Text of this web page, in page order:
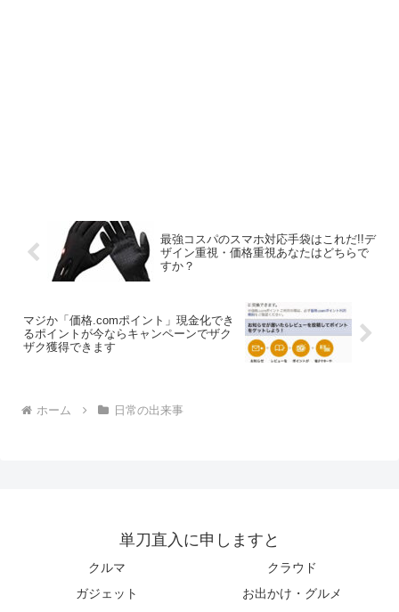
最強コスパのスマホ対応手袋はこれだ!!デ
ザイン重視・価格重視あなたはどちらで
すか？
マジか「価格.comポイント」現金化でき
るポイントが今ならキャンペーンでザク
ザク獲得できます
ホーム 日常の出来事
単刀直入に申しますと
クルマ
クラウド
ガジェット
お出かけ・グルメ